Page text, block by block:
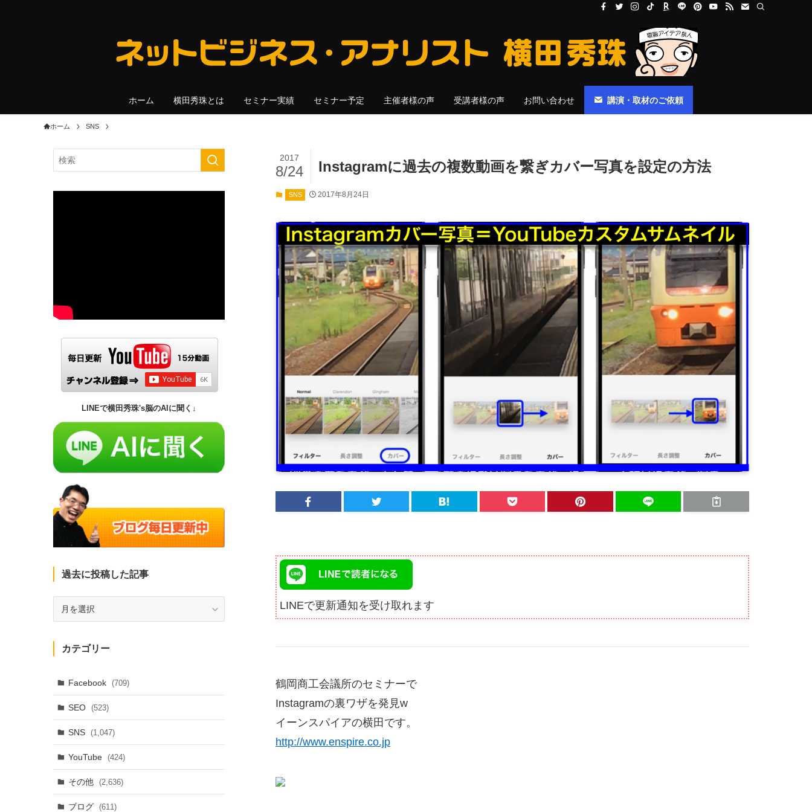
ホーム 横田秀珠とは セミナー実績 セミナー予定 主催者様の声 受講者様の声 お問い合わせ 講演・取材のご依頼
ホーム SNS
Instagramに過去の複数動画を繋ぎカバー写真を設定の方法
2017
8/24
SNS 2017年8月24日
LINEで更新通知を受け取れます
鶴岡商工会議所のセミナーで
Instagramの裏ワザを発見w
イーンスパイアの横田です。
http://www.enspire.co.jp
LINEで横田秀珠's脳のAIに聞く↓
過去に投稿した記事
投
稿
た
記
事
カテゴリー
Facebook (709)
SEO (523)
SNS (1,047)
YouTube (424)
その他 (2,636)
ブログ (611)